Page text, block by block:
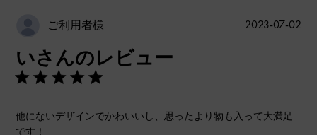
ご利用者様
いさんのレビュー
他にないデザインでかわいいし、思ったより物も入って大満足
です！
公
2023-07-02